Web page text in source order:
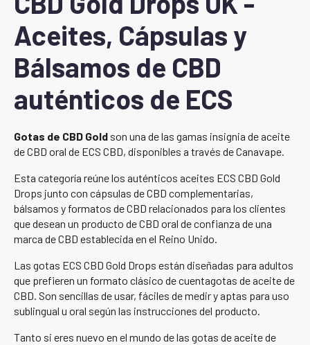
Aceites, Cápsulas y
Bálsamos de CBD
auténticos de ECS
Gotas de CBD Gold son una de las gamas insignia de aceite
de CBD oral de ECS CBD, disponibles a través de Canavape.
Esta categoría reúne los auténticos aceites ECS CBD Gold
Drops junto con cápsulas de CBD complementarias,
bálsamos y formatos de CBD relacionados para los clientes
que desean un producto de CBD oral de confianza de una
marca de CBD establecida en el Reino Unido.
Las gotas ECS CBD Gold Drops están diseñadas para adultos
que prefieren un formato clásico de cuentagotas de aceite de
CBD. Son sencillas de usar, fáciles de medir y aptas para uso
sublingual u oral según las instrucciones del producto.
Tanto si eres nuevo en el mundo de las gotas de aceite de